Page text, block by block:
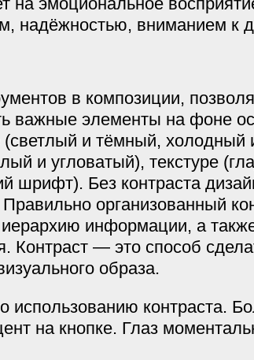
надёжностью, вниманием к
в композиции,
важные элементы на фоне
(светлый и тёмный,
и угловатый), текстуре
шрифт). Без контраста
организованный
информации, а
Контраст — это способ
образа.
контраста.
на кнопке. Глаз